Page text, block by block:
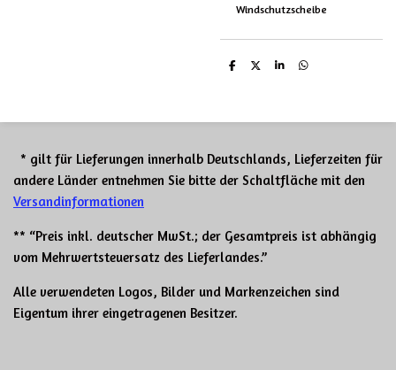
Windschutzscheibe
T
n
T
n
T
n
T
n
* gilt für Lieferungen innerhalb Deutschlands, Lieferzeiten für
andere Länder entnehmen Sie bitte der Schaltfläche mit den
Versandinformationen
** “Preis inkl. deutscher MwSt.; der Gesamtpreis ist abhängig
vom Mehrwertsteuersatz des Lieferlandes.”
Alle verwendeten Logos, Bilder und Markenzeichen sind
Eigentum ihrer eingetragenen Besitzer.